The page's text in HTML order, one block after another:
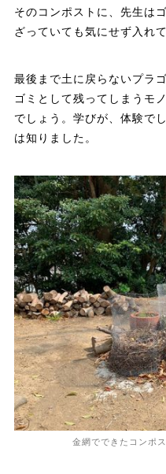
そのコンポストに、先生は
ざっていても気にせず入れ
最後まで土に戻らないプラ
ゴミとして残ってしまうモ
でしょう。学びが、体験で
は知りました。
金網でできたコンポ